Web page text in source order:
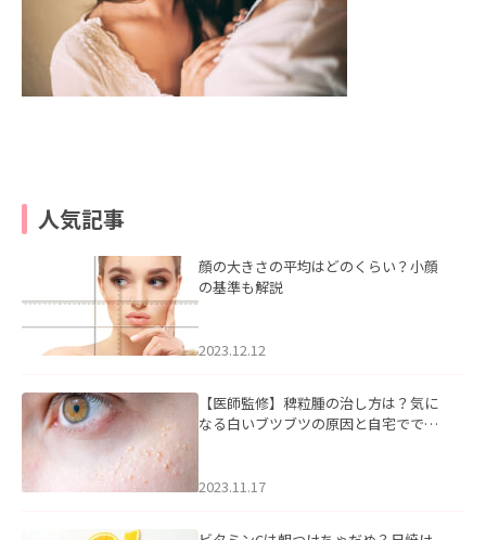
人気記事
顔の大きさの平均はどのくらい？小顔
の基準も解説
2023.12.12
【医師監修】稗粒腫の治し方は？気に
なる白いブツブツの原因と自宅ででき
2023.11.17